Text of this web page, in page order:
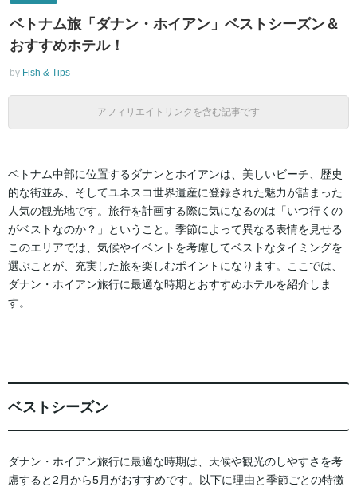
ベトナム旅「ダナン・ホイアン」ベストシーズン＆
おすすめホテル！
by Fish & Tips
アフィリエイトリンクを含む記事です
ベトナム中部に位置するダナンとホイアンは、美しいビーチ、歴史
的な街並み、そしてユネスコ世界遺産に登録された魅力が詰まった
人気の観光地です。旅行を計画する際に気になるのは「いつ行くの
がベストなのか？」ということ。季節によって異なる表情を見せる
このエリアでは、気候やイベントを考慮してベストなタイミングを
選ぶことが、充実した旅を楽しむポイントになります。ここでは、
ダナン・ホイアン旅行に最適な時期とおすすめホテルを紹介しま
す。
ベストシーズン
ダナン・ホイアン旅行に最適な時期は、天候や観光のしやすさを考
慮すると2月から5月がおすすめです。以下に理由と季節ごとの特徴